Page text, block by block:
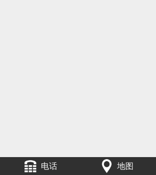
电话 地图